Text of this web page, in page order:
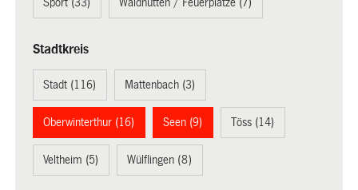
Sport (33) Waldhütten / Feuerplätze (7)
Stadtkreis
Stadt (116) Mattenbach (3)
Oberwinterthur (16) Seen (9) Töss (14)
Veltheim (5) Wülflingen (8)